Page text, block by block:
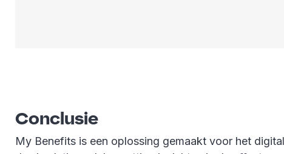
Conclusie
My Benefits is een oplossing gemaakt voor het